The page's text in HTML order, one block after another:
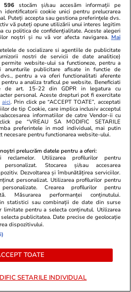
de retenție de pe
de trafic pe Valea Oltului
23:07
forțe noi în Orientul
operațiunii militare.
o ofensivă „totală, fără
pe politicienii care vor
semn de imaturitate
Kremlin care a spus
„criminal, hoț și
596 stocăm și/sau accesăm informații pe
identificatorii cookie unici pentru prelucrarea
Puteți accepta sau gestiona preferințele dvs.
vă puteți opune utilizării unui interes legitim
cu politica de confidențialitate. Aceste alegeri
noștri și nu vă vor afecta navigarea. Mai
de socializare si agentiile de publicitate
nostri de servicii de date analitice)
website-ului sa functioneze, pentru a
anunturile publicitare afisate in functie de
pentru a va oferi functionalitati aferente
a analiza traficul pe website. Beneficiati
de art. 15-22 din GDPR in legatura cu
personal. Aceste drepturi pot fi exercitate
aici. Prin click pe “ACCEPT TOATE”, acceptati
de tip Cookie, care implica inclusiv acceptul
accesarea informatiilor de catre Vendor-ii cu
pe “VREAU SA MODIFIC SETARILE
preferintele in mod individual, mai putin
necesare pentru functionarea website-ului.
prelucrăm datele pentru a oferi:
reclamelor. Utilizarea profilurilor pentru
personalizat. Stocarea și/sau accesarea
Dezvoltarea și îmbunătățirea serviciilor.
personalizat. Utilizarea profilurilor pentru
Crearea profilurilor pentru
Măsurarea performanței conținutului.
statistici sau combinații de date din surse
limitate pentru a selecta conținutul. Utilizarea
publicitatea. Date precise de geolocație
dispozitivului.
TOATE
SETARILE INDIVIDUAL